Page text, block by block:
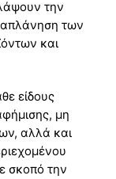
την
των
και
είδους
μη
αλλά και
σκοπό την